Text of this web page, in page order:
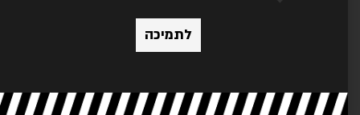
לתמיכה